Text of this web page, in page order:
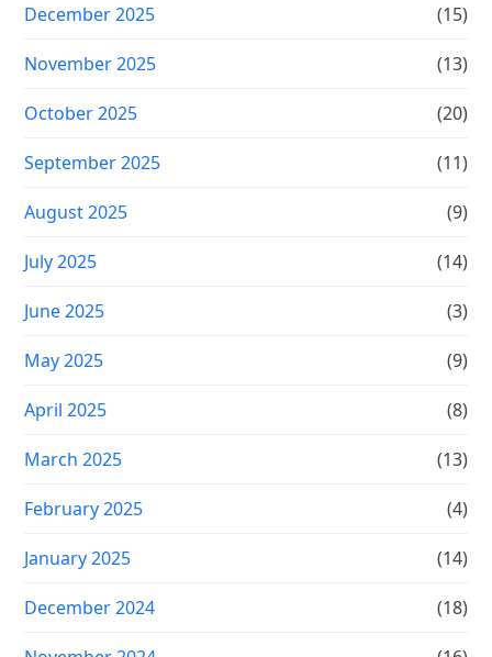
December 2025 (15)
November 2025 (13)
October 2025 (20)
September 2025 (11)
August 2025 (9)
July 2025 (14)
June 2025 (3)
May 2025 (9)
April 2025 (8)
March 2025 (13)
February 2025 (4)
January 2025 (14)
December 2024 (18)